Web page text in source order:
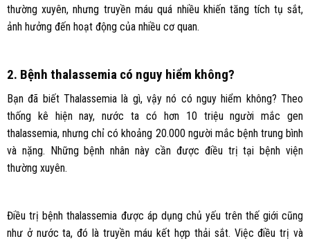
thường xuyên, nhưng truyền máu quá nhiều khiến tăng tích tụ sắt,
ảnh hưởng đến hoạt động của nhiều cơ quan.
2. Bệnh thalassemia có nguy hiểm không?
Bạn đã biết Thalassemia là gì, vậy nó có nguy hiểm không? Theo
thống kê hiện nay, nước ta có hơn 10 triệu người mắc gen
thalassemia, nhưng chỉ có khoảng 20.000 người mắc bệnh trung bình
và nặng. Những bệnh nhân này cần được điều trị tại bệnh viện
thường xuyên.
Điều trị bệnh thalassemia được áp dụng chủ yếu trên thế giới cũng
như ở nước ta, đó là truyền máu kết hợp thải sắt. Việc điều trị và